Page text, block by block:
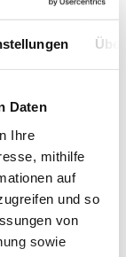
Daten
Ihre
mithilfe
auf
und so
von
sowie